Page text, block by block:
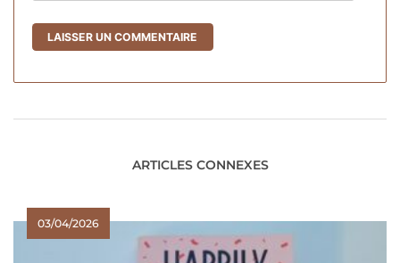
ARTICLES CONNEXES
03/04/2026